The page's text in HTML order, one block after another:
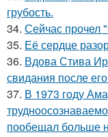
грубость.
34. Сейчас прочел
35. Её сердце
36. Вдова Стива
свидания после
37. В 1973 году
пообещал больше